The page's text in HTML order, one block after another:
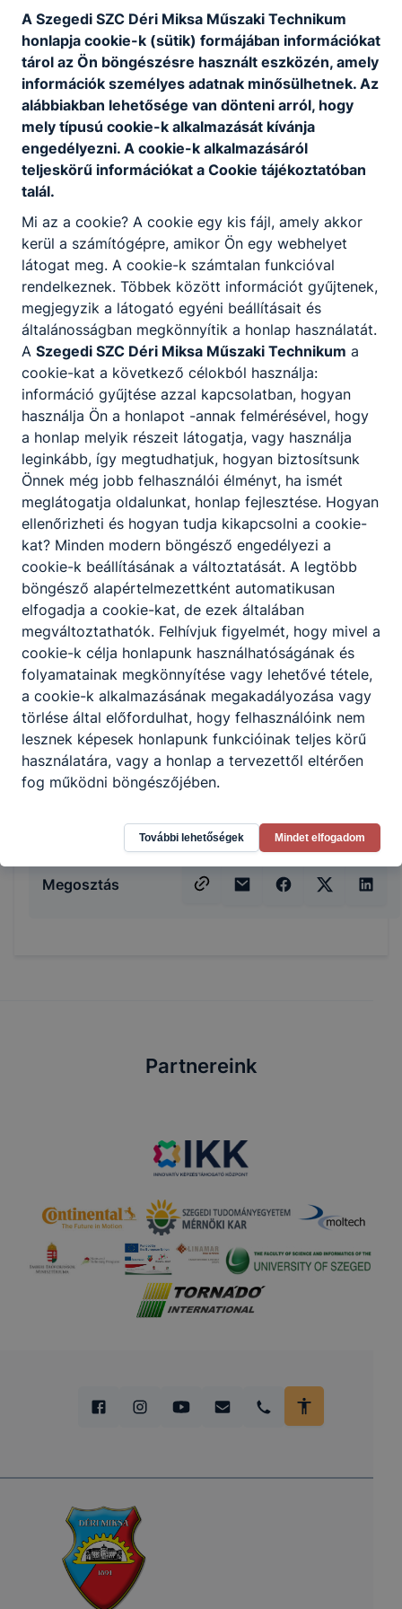
irányítása. A szakmát választók a XXI. század
ígéretes szakembereivé válhatnak, akik
kiemelkedő elhelyezkedési eséllyel indulnak a
munkaerőpiacon. Remek választás azok számára
is, akik nyitottak szakirányú felsőfokú
tanulmányok folytatására.
KOMPETENCIAELVÁRÁS
Logikai gondolkodás, jó szemmérték, tér- és
színlátás, kézügyesség, problémamegoldó
képesség, csapatmunka.
A SZAKKÉPZETTSÉGGEL RENDELKEZŐ
a technológiai folyamat ismeretében
gyártó berendezéseken hibát
diagnosztizál, szerszámcseréket és
alapvető beállításokat végez;
végrehajtja a hidraulikai és pneumatikus
eszközök cseréjét, és ellátja a kapcsolódó
üzemeltetési feladatokat is;
elvégzi a PLC-k beüzemelését, valamint a
technológiai folyamatoknak megfelelő
egyszerű programok megírását, áttöltését
és archiválását;
alkalmazza az intelligens karbantartás
módszereit.
ISKOLASPECIFIKUS INFORMÁCIÓK A KÉPZÉSHEZ
Ágazat: Elektronika és elektrotechnika
A képzés kódszáma nem okleveles képzésben:
0403
Iskolánkban Gyártástechnika szakmairány
Megosztás
Partnereink
A Szegedi SZC Déri Miksa Műszaki Technikum
honlapja cookie-k (sütik) formájában információkat
tárol az Ön böngészésre használt eszközén, amely
információk személyes adatnak minősülhetnek. Az
alábbiakban lehetősége van dönteni arról, hogy
mely típusú cookie-k alkalmazását kívánja
engedélyezni. A cookie-k alkalmazásáról
teljeskörű információkat a Cookie tájékoztatóban
talál.
Mi az a cookie? A cookie egy kis fájl, amely akkor
kerül a számítógépre, amikor Ön egy webhelyet
látogat meg. A cookie-k számtalan funkcióval
rendelkeznek. Többek között információt gyűjtenek,
megjegyzik a látogató egyéni beállításait és
általánosságban megkönnyítik a honlap használatát.
A Szegedi SZC Déri Miksa Műszaki Technikum a
cookie-kat a következő célokból használja:
információ gyűjtése azzal kapcsolatban, hogyan
használja Ön a honlapot -annak felmérésével, hogy
a honlap melyik részeit látogatja, vagy használja
leginkább, így megtudhatjuk, hogyan biztosítsunk
Önnek még jobb felhasználói élményt, ha ismét
meglátogatja oldalunkat, honlap fejlesztése. Hogyan
ellenőrizheti és hogyan tudja kikapcsolni a cookie-
kat? Minden modern böngésző engedélyezi a
cookie-k beállításának a változtatását. A legtöbb
böngésző alapértelmezettként automatikusan
elfogadja a cookie-kat, de ezek általában
megváltoztathatók. Felhívjuk figyelmét, hogy mivel a
cookie-k célja honlapunk használhatóságának és
folyamatainak megkönnyítése vagy lehetővé tétele,
a cookie-k alkalmazásának megakadályozása vagy
törlése által előfordulhat, hogy felhasználóink nem
lesznek képesek honlapunk funkcióinak teljes körű
használatára, vagy a honlap a tervezettől eltérően
fog működni böngészőjében.
További lehetőségek Mindet elfogadom